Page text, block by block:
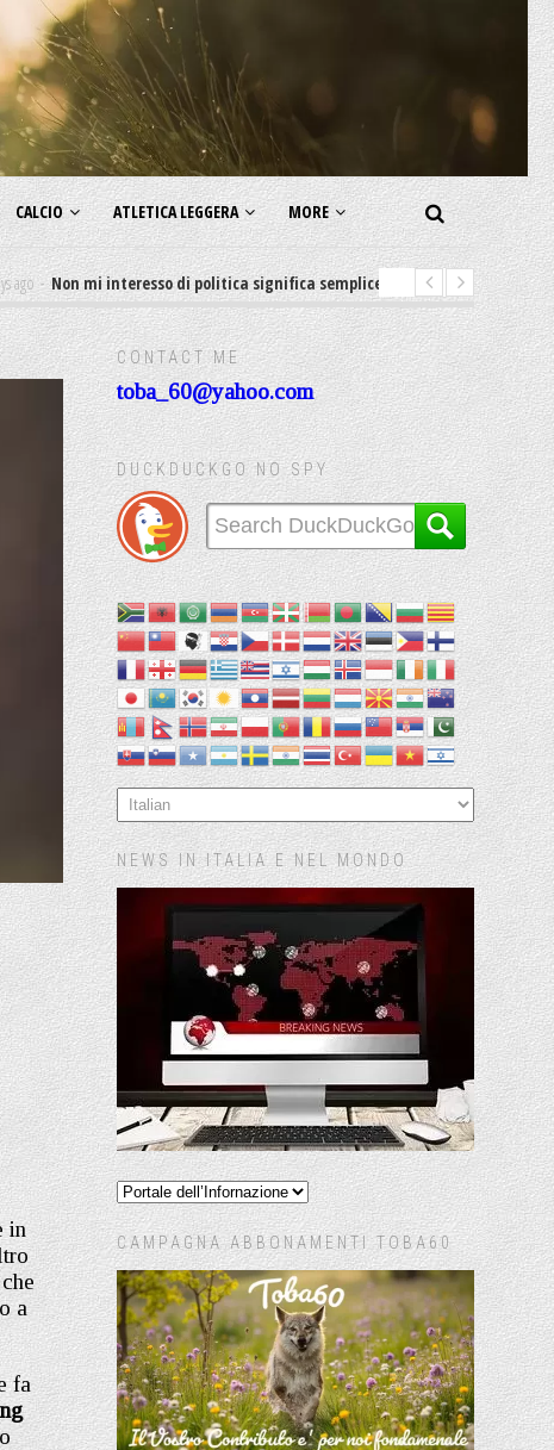
CALCIO ATLETICA LEGGERA MORE
mi interesso di politica significa semplicemente Sostengo lo status quo
in
a
fa
CONTACT ME
toba_60@yahoo.com
DUCKDUCKGO NO SPY
NEWS IN ITALIA E NEL MONDO
CAMPAGNA ABBONAMENTI TOBA60